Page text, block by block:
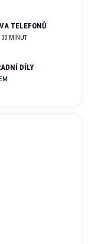
TELEFONŮ
MINUT
DÍLY